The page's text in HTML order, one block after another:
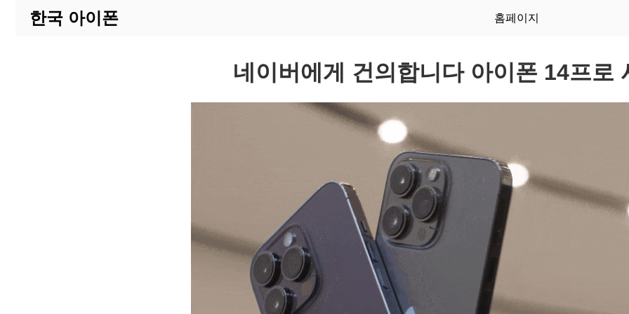
한국 아이폰 홈페이지
네이버에게 건의합니다 아이폰 14프로